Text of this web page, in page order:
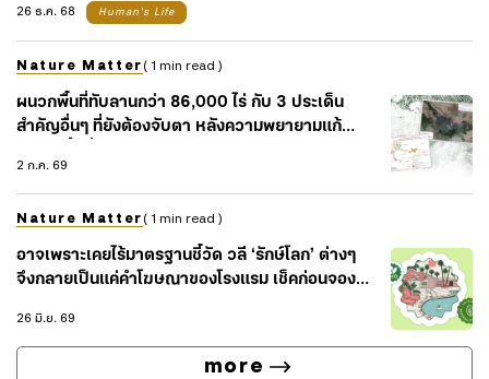
26 ธ.ค. 68
Human's Life
Nature Matter ( 1 min read )
ผนวกพื้นที่ทับลานกว่า 86,000 ไร่ กับ 3 ประเด็น
สำคัญอื่นๆ ที่ยังต้องจับตา หลังความพยายามแก้
2 ก.ค. 69
Nature Matter ( 1 min read )
อาจเพราะเคยไร้มาตรฐานชี้วัด วลี ‘รักษ์โลก’ ต่างๆ
จึงกลายเป็นแค่คำโฆษณาของโรงแรม เช็คก่อนจอง
26 มิ.ย. 69
more